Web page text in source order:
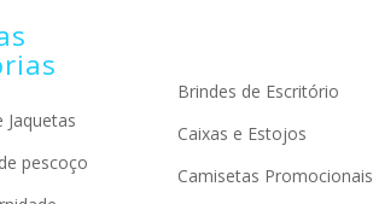
Jaquetas
pescoço
Brindes de Escritório
Caixas e Estojos
Camisetas Promocionais